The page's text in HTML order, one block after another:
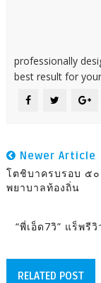
professionally
best result for
Newer Article
โตชิบาครบรอบ ๕
พยาบาลท้องถิ่น
“พี่เอ็ด7วิ” แร็พรี
RELATED POST